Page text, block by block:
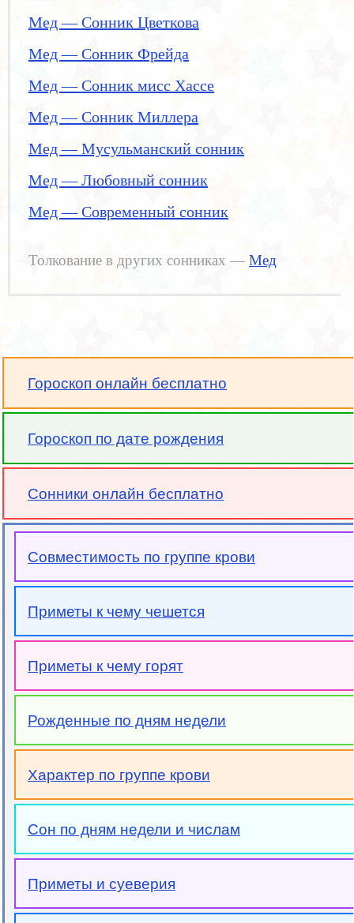
Мед — Сонник Цветкова
Мед — Сонник Фрейда
Мед — Сонник мисс Хассе
Мед — Сонник Миллера
Мед — Мусульманский сонник
Мед — Любовный сонник
Мед — Современный сонник
Толкование в других сонниках — Мед
Гороскоп онлайн бесплатно
Гороскоп по дате рождения
Сонники онлайн бесплатно
Совместимость по группе крови
Приметы к чему чешется
Приметы к чему горят
Рожденные по дням недели
Характер по группе крови
Сон по дням недели и числам
Приметы и суеверия